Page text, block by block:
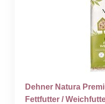
Dehner Natura
Fettfutter /